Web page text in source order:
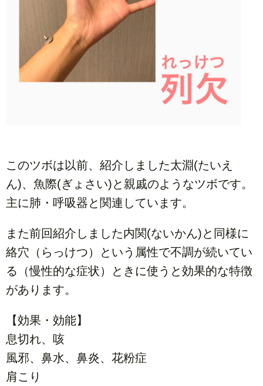
このツボは以前、紹介しました太淵(たいえ
ん)、魚際(ぎょさい)と親戚のようなツボです。
主に肺・呼吸器と関連しています。
また前回紹介しました内関(ないかん)と同様に
絡穴（らっけつ）という属性で不調が続いてい
る（慢性的な症状）ときに使うと効果的な特徴
があります。
【効果・効能】
息切れ、咳
風邪、鼻水、鼻炎、花粉症
肩こり